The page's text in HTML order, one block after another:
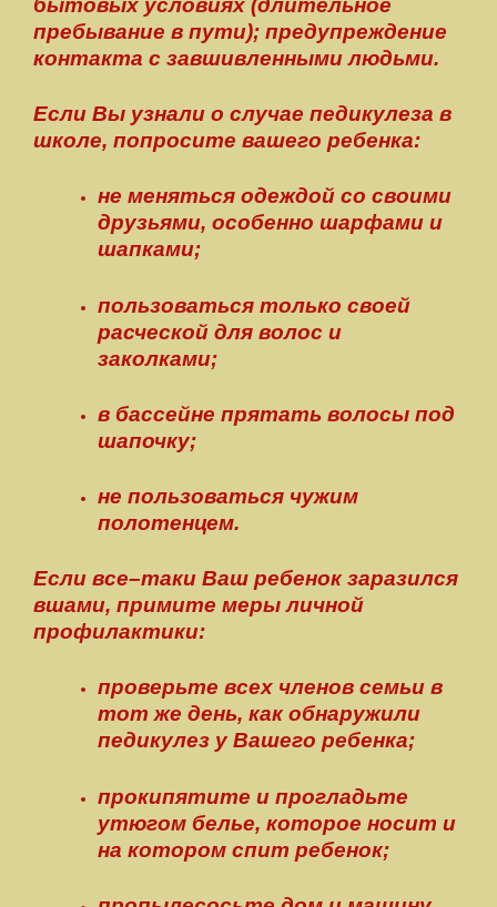
бытовых условиях (длительное
пребывание в пути); предупреждение
контакта с завшивленными людьми.
Если Вы узнали о случае педикулеза в
школе, попросите вашего ребенка:
не меняться одеждой со своими
друзьями, особенно шарфами и
шапками;
пользоваться только своей
расческой для волос и
заколками;
в бассейне прятать волосы под
шапочку;
не пользоваться чужим
полотенцем.
Если все–таки Ваш ребенок заразился
вшами, примите меры личной
профилактики:
проверьте всех членов семьи в
тот же день, как обнаружили
педикулез у Вашего ребенка;
прокипятите и прогладьте
утюгом белье, которое носит и
на котором спит ребенок;